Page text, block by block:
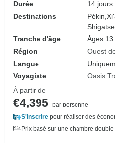
Durée
14 jours
Destinations
Pékin,
Tranche d'âge
Âges
Région
Ouest
Langue
Voyagiste
Oasis
À partir de
€4,395 par personne
S'inscrire pour réaliser des
Prix basé sur une chambre double